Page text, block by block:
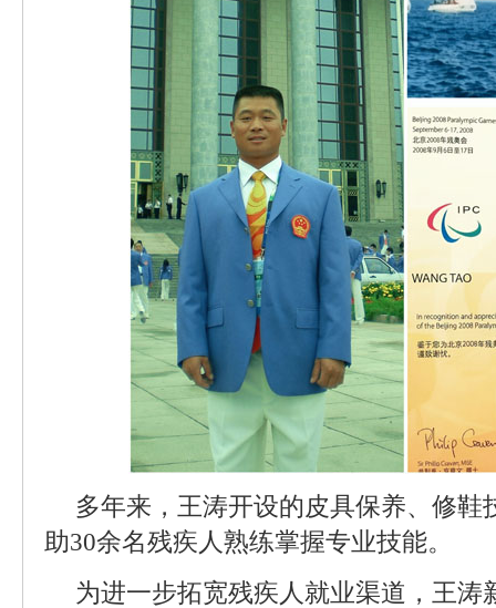
多年来，王涛开设的皮具保养、修鞋
助30余名残疾人熟练掌握专业技能。
为进一步拓宽残疾人就业渠道，王涛